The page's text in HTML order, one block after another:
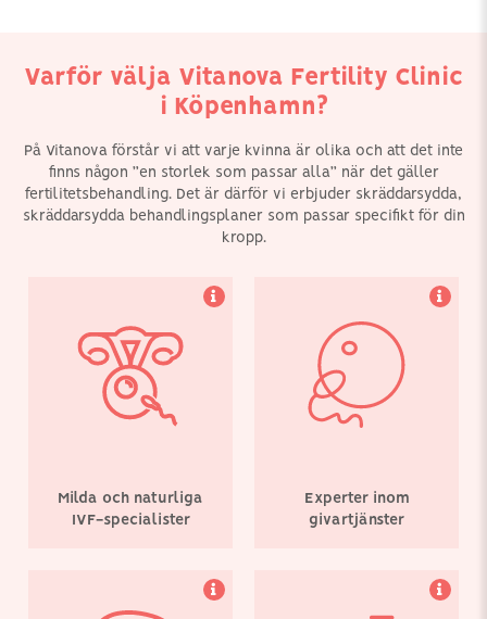
Varför välja Vitanova Fertility Clinic
i Köpenhamn?
På Vitanova förstår vi att varje kvinna är olika och att det inte
finns någon ”en storlek som passar alla” när det gäller
fertilitetsbehandling. Det är därför vi erbjuder skräddarsydda,
skräddarsydda behandlingsplaner som passar specifikt för din
kropp.
Milda och naturliga
IVF-specialister
och naturlig IVF.
Experter inom
givartjänster
patienter från hela
Europa att få tillgång till
ägg- och
spermadonatortjänster
om att få ett barn.
ledningsgrupp, arbetar
hårt för att ligga i
framkant när det gäller
utveckling och framsteg
inom
fertilitetsbehandling.
Vi är mycket stolta över
att konsekvent ha
uppnått utmärkta
framgångsnivåer för
fertilitetsbehandling i
alla åldersgrupper.